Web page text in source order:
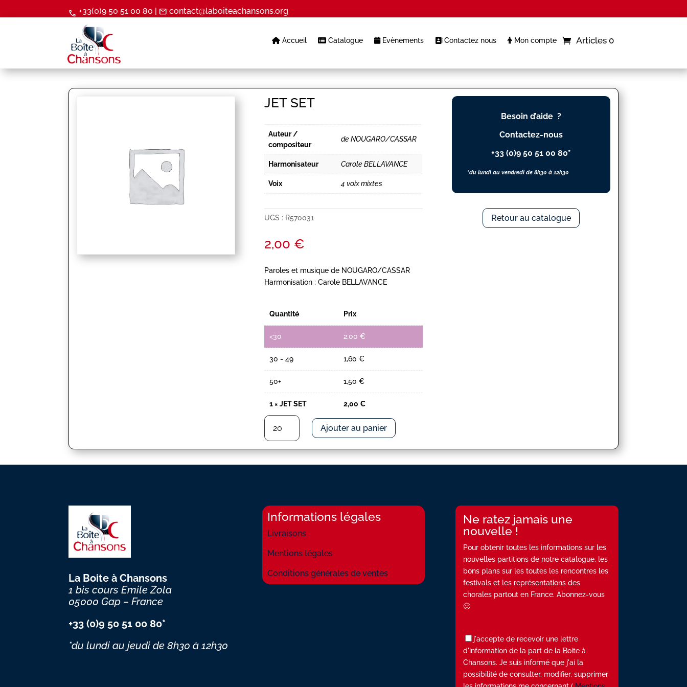
call +33(0)9 50 51 00 80 | mail contact@laboiteachansons.org
Accueil Catalogue Evènements Contactez nous Mon compte Articles 0
JET SET
Auteur /
compositeur
de NOUGARO/CASSAR
Harmonisateur Carole BELLAVANCE
Voix 4 voix mixtes
UGS : R570031
2,00 €
Paroles et musique de NOUGARO/CASSAR
Harmonisation : Carole BELLAVANCE
Quantité Prix
<30 2,00 €
30 - 49 1,60 €
50+ 1,50 €
1 ×JET SET 2,00 €
quantité
JET
SET
Ajouter au panier
Besoin d’aide ?
Contactez-nous
+33 (0)9 50 51 00 80*
*du lundi au vendredi de 8h30 à 12h30
Retour au catalogue
La Boite à Chansons
1 bis cours Emile Zola
05000 Gap – France
+33 (0)9 50 51 00 80*
*du lundi au jeudide 8h30 à 12h30
Informations légales
Livraisons
Mentions légales
Conditions générales de ventes
Ne ratez jamais une
nouvelle !
Pour obtenir toutes les informations sur les
nouvelles partitions de notre catalogue, les
bons plans sur les toutes les rencontres les
festivals et les représentations des
chorales partout en France. Abonnez-vous
🙂
j'accepte de recevoir une lettre
d'information de la part de la Boite à
Chansons. Je suis informé que j'ai la
possibilité de consulter, modifier, supprimer